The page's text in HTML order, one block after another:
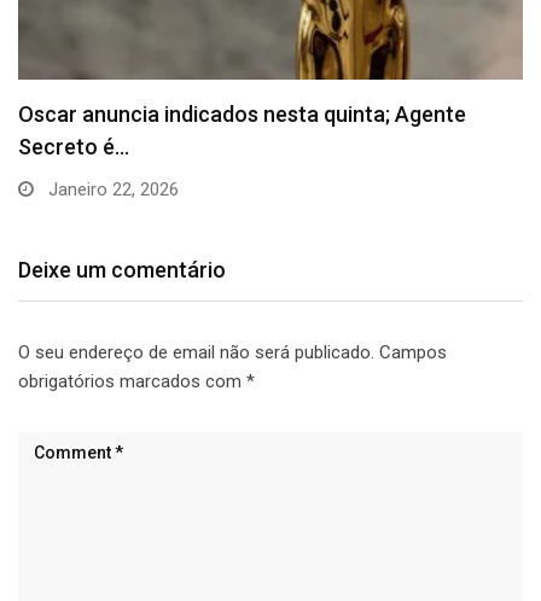
Inflação oficial recua 0,11% em agosto, menor
resultado…
Setembro 11, 2025
Deixe um comentário
O seu endereço de email não será publicado. Campos
obrigatórios marcados com *